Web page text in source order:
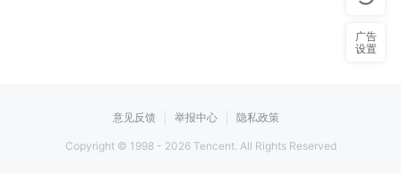
意见反馈 举报中心 隐私政策
Copyright © 1998 - 2026Tencent. All Rights Reserved
广告
设置